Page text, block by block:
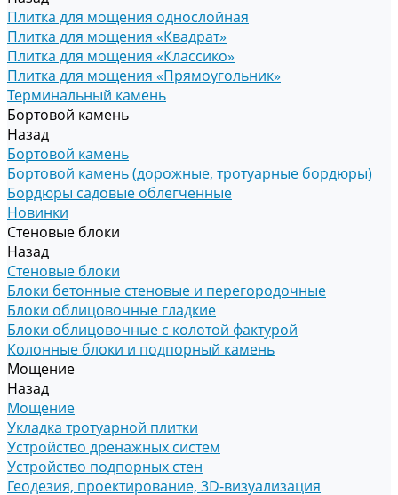
Плитка для мощения однослойная
Плитка для мощения «Квадрат»
Плитка для мощения «Классико»
Плитка для мощения «Прямоугольник»
Терминальный камень
Бортовой камень
Назад
Бортовой камень
Бортовой камень (дорожные, тротуарные бордюры)
Бордюры садовые облегченные
Новинки
Стеновые блоки
Назад
Стеновые блоки
Блоки бетонные стеновые и перегородочные
Блоки облицовочные гладкие
Блоки облицовочные с колотой фактурой
Колонные блоки и подпорный камень
Мощение
Назад
Мощение
Укладка тротуарной плитки
Устройство дренажных систем
Устройство подпорных стен
Геодезия, проектирование, 3D-визуализация